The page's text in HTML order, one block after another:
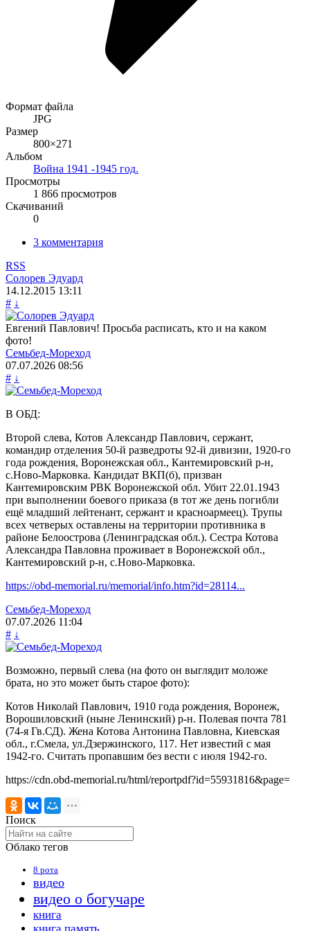
Формат файла
JPG
Размер
800×271
Альбом
Война 1941 -1945 год.
Просмотры
1 866 просмотров
Скачиваний
0
3 комментария
RSS
Солорев Эдуард
14.12.2015 13:11
# ↓
Евгений Павлович! Просьба расписать, кто и на каком
фото!
Семьбед-Мореход
07.07.2026 08:56
# ↓
В ОБД:
Второй слева, Котов Александр Павлович, сержант,
командир отделения 50-й разведроты 92-й дивизии, 1920-го
года рождения, Воронежская обл., Кантемировский р-н,
с.Ново-Марковка. Кандидат ВКП(б), призван
Кантемировским РВК Воронежской обл. Убит 22.01.1943
при выполнении боевого приказа (в тот же день погибли
ещё младший лейтенант, сержант и красноармеец). Трупы
всех четверых оставлены на территории противника в
районе Белоострова (Ленинградская обл.). Сестра Котова
Александра Павловна проживает в Воронежской обл.,
Кантемировский р-н, с.Ново-Марковка.
https://obd-memorial.ru/memorial/info.htm?id=28114...
Семьбед-Мореход
07.07.2026 11:04
# ↓
Возможно, первый слева (на фото он выглядит моложе
брата, но это может быть старое фото):
Котов Николай Павлович, 1910 года рождения, Воронеж,
Ворошиловский (ныне Ленинский) р-н. Полевая почта 781
(74-я Гв.СД). Жена Котова Антонина Павловна, Киевская
обл., г.Смела, ул.Дзержинского, 117. Нет известий с мая
1942-го. Считать пропавшим без вести с июля 1942-го.
https://cdn.obd-memorial.ru/html/reportpdf?id=55931816&page=
Поиск
Облако тегов
8 рота
видео
видео о богучаре
книга